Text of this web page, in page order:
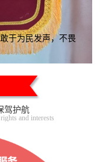
于为民发声，不畏
驾护航
and interests